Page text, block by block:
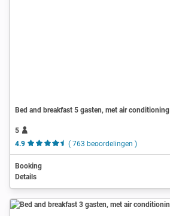
Bed and breakfast 5 gasten, met air conditioning
5
4.9
( 763 beoordelingen )
Booking
Details